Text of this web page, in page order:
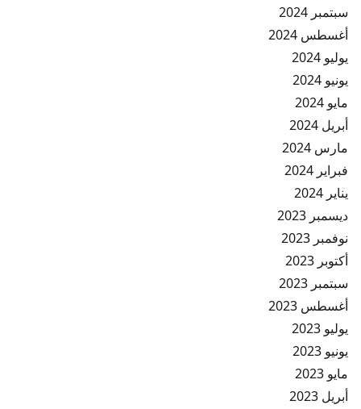
سبتمبر 2024
أغسطس 2024
يوليو 2024
يونيو 2024
مايو 2024
أبريل 2024
مارس 2024
فبراير 2024
يناير 2024
ديسمبر 2023
نوفمبر 2023
أكتوبر 2023
سبتمبر 2023
أغسطس 2023
يوليو 2023
يونيو 2023
مايو 2023
أبريل 2023